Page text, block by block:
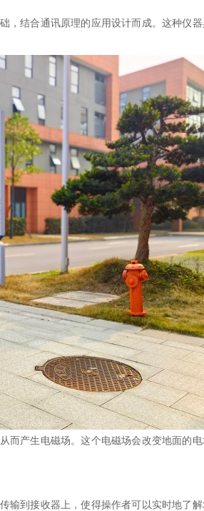
结合通讯原理的应用设计而成。这种仪
产生电磁场。这个电磁场会改变地面的
到接收器上，使得操作者可以实时地了